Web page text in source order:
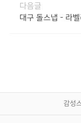
다음글
대구 돌스냅 - 라
감성